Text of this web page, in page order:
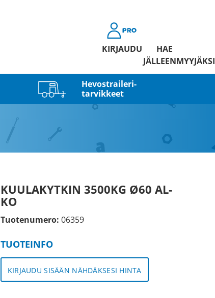
KIRJAUDU
HAE
JÄLLEENMYYJÄKSI
Hevostraileri­
tarvikkeet
KUULAKYTKIN 3500KG Ø60 AL-
KO
Tuotenumero: 06359
TUOTEINFO
KIRJAUDU SISÄÄN NÄHDÄKSESI HINTA